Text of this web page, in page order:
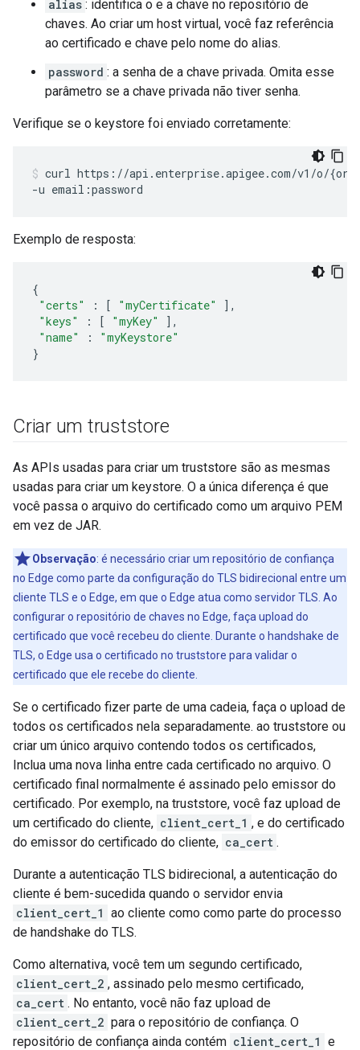
alias : identifica o e a chave no repositório de
chaves. Ao criar um host virtual, você faz referência
ao certificado e chave pelo nome do alias.
password : a senha de a chave privada. Omita esse
parâmetro se a chave privada não tiver senha.
Verifique se o keystore foi enviado corretamente:
curl https://api.enterprise.apigee.com/v1/o/
Exemplo de resposta:
{
"certs"
: [ "myCertificate"
],
"keys"
: [ "myKey"
],
"name"
:
"myKeystore"
}
Criar um truststore
As APIs usadas para criar um truststore são as mesmas
usadas para criar um keystore. O a única diferença é que
você passa o arquivo do certificado como um arquivo PEM
em vez de JAR.
Observação: é necessário criar um repositório de confiança
no Edge como parte da configuração do TLS bidirecional entre um
cliente TLS e o Edge, em que o Edge atua como servidor TLS. Ao
configurar o repositório de chaves no Edge, faça upload do
certificado que você recebeu do cliente. Durante o handshake de
TLS, o Edge usa o certificado no truststore para validar o
certificado que ele recebe do cliente.
Se o certificado fizer parte de uma cadeia, faça o upload de
todos os certificados nela separadamente. ao truststore ou
criar um único arquivo contendo todos os certificados,
Inclua uma nova linha entre cada certificado no arquivo. O
certificado final normalmente é assinado pelo emissor do
certificado. Por exemplo, na truststore, você faz upload de
um certificado do cliente, client_cert_1 , e do certificado
do emissor do certificado do cliente, ca_cert .
Durante a autenticação TLS bidirecional, a autenticação do
cliente é bem-sucedida quando o servidor envia
client_cert_1 ao cliente como como parte do processo
de handshake do TLS.
Como alternativa, você tem um segundo certificado,
client_cert_2 , assinado pelo mesmo certificado,
ca_cert . No entanto, você não faz upload de
client_cert_2 para o repositório de confiança. O
repositório de confiança ainda contém client_cert_1 e